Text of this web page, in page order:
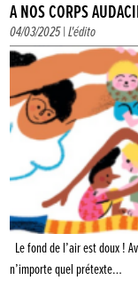
À NOS CORPS
04/03/2025 |L'édito
Le fond de l’air est doux !
n’importe quel prétexte…